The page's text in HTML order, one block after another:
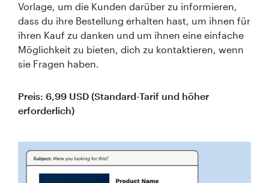
Vorlage, um die Kunden darüber zu informieren,
dass du ihre Bestellung erhalten hast, um ihnen für
ihren Kauf zu danken und um ihnen eine einfache
Möglichkeit zu bieten, dich zu kontaktieren, wenn
sie Fragen haben.
Preis: 6,99 USD (Standard-Tarif und höher
erforderlich)